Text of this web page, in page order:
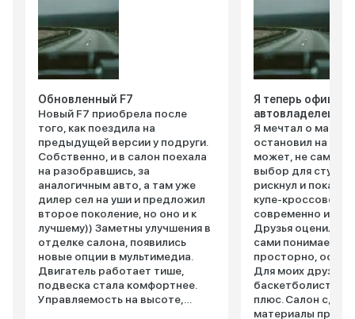
Обновленный F7
Новый F7 приобрела после
того, как поездила на
предыдущей версии у подруги.
Собственно, и в салон поехала
на разобравшись, за
аналогичным авто, а там уже
дилер сел на уши и предложил
второе поколение, но оно и к
лучшему)) Заметны улучшения в
отделке салона, появились
новые опции в мультимедиа.
Двигатель работает тише,
подвеска стала комфортнее.
Управляемость на высоте,
Я теперь
автовладелец
Я мечтал о
остановил на
может, не самый
выбор для
рискнул и пока
купе-кроссовер
современно и
Друзья оценили,
сами понимаете.
просторно,
Для моих друзей-
баскетболистов
плюс. Салон
материалы